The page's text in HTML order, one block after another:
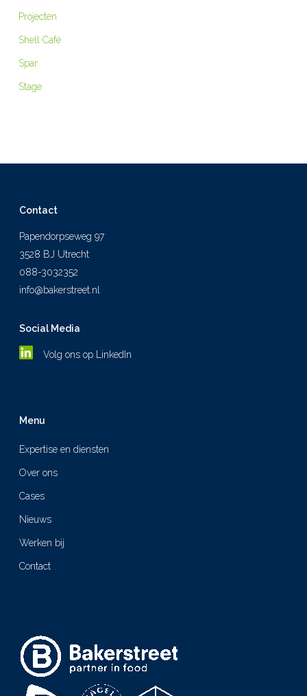
Projecten
Shell Café
Spar
Stage
Contact
Papendorpseweg 97
3528 BJ Utrecht
088-3032352
info@bakerstreet.nl
Social Media
Volg ons op LinkedIn
Menu
Expertise en diensten
Over ons
Cases
Nieuws
Werken bij
Contact